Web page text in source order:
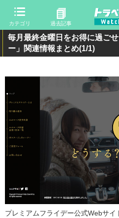
カテゴリ 過去記事
毎月最終金曜日をお得に過ご
ー」関連情報まとめ(1/1)
プレミアムフライデー公式Webサイ